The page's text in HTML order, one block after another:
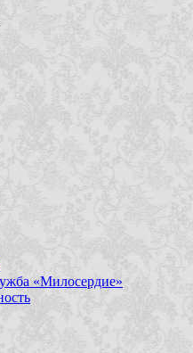
«Милосердие»